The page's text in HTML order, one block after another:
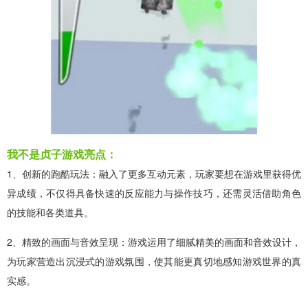
我不是贞子游戏亮点：
1、创新的跑酷玩法：融入了更多互动元素，玩家要想在游戏里获得优
异成绩，不仅得具备快速的反应能力与操作技巧，还需灵活借助角色
的技能和各类道具。
2、精致的画面与音效呈现：游戏运用了细腻精美的画面和音效设计，
为玩家营造出沉浸式的游戏氛围，使其能更真切地感知游戏世界的真
实感。